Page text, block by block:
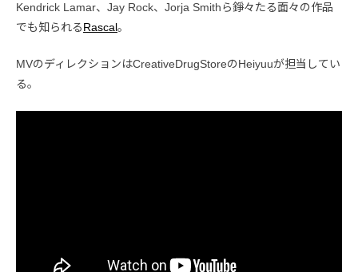
Kendrick Lamar、Jay Rock、Jorja Smithら錚々たる面々の作品
でも知られるRascal。
MVのディレクションはCreativeDrugStoreのHeiyuuが担当してい
る。